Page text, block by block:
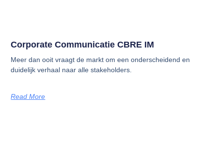
Corporate Communicatie CBRE IM
Meer dan ooit vraagt de markt om een onderscheidend en
duidelijk verhaal naar alle stakeholders.
Read More